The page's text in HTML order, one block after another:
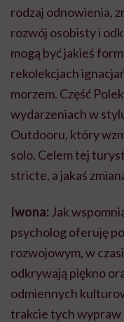
rodzaj odnowienia,
rozwój osobisty i
mogą być jakieś
rekolekcjach
morzem. Część
wydarzeniach w
Outdooru, który
solo. Celem tej
stricte, a jakaś
Iwona: Jak
psycholog oferuję
rozwojowym, w
odkrywają piękno
odmiennych
trakcie tych wypraw